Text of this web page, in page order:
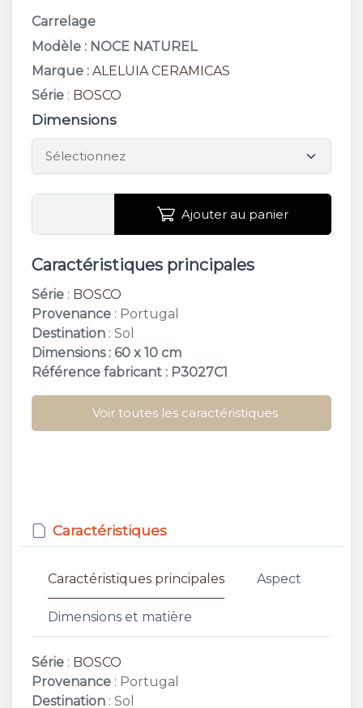
Carrelage
Modèle : NOCE NATUREL
Marque : ALELUIA CERAMICAS
Série : BOSCO
Dimensions
Ajouter au panier
Caractéristiques principales
Série : BOSCO
Provenance : Portugal
Destination : Sol
Dimensions : 60 x 10 cm
Référence fabricant : P3027C1
Voir toutes les caractéristiques
Caractéristiques
Caractéristiques principales Aspect
Dimensions et matière
Série : BOSCO
Provenance : Portugal
Destination : Sol